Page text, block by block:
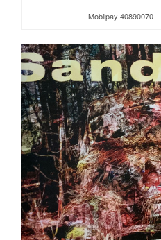
Mobilpay 40890070